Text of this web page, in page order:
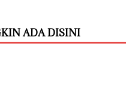
ADA DISINI